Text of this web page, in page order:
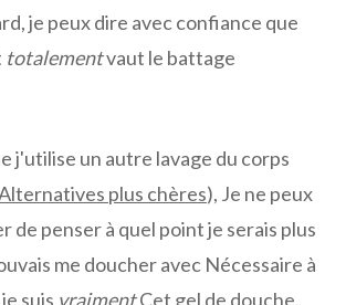
je peux dire avec confiance que
totalementvaut le battage
j'utilise un autre lavage du corps
plus chères), Je ne peux
de penser à quel point je serais plus
me doucher avec Nécessaire à
suis vraimentCet gel de douche.